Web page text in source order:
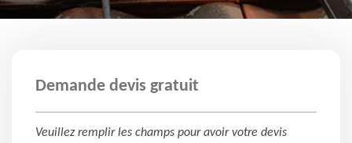
Demande devis gratuit
Veuillez remplir les champs pour avoir votre devis